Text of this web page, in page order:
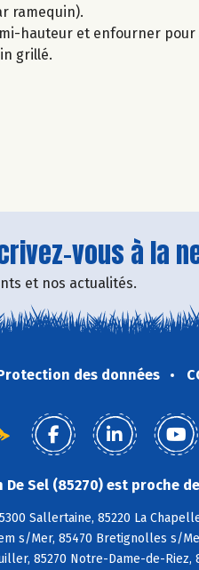
ramequin).
hauteur et enfourner pour
grillé.
vous à la
et nos actualités.
des données
Sel (85270) est proche
Sallertaine, 85220 La
s/Mer, 85470 Bretignolles s/
85270 Notre-Dame-de-